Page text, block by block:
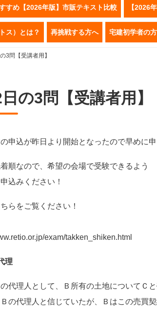
すめ【2026年版】市販テキスト比較 【2026
ス）とは？ 再挑戦する方へ 宅建初学者の
3問【受講者用】
の3問【受講者用】
申込が昨日より開始となったので早めに
順なので、希望の会場で受験できるよう
込みください！
らをご覧ください！
exam/takken_shiken.html
理
代理人として、Ｂ所有の土地についてＣ
の代理人と信じていたが、Ｂはこの売買